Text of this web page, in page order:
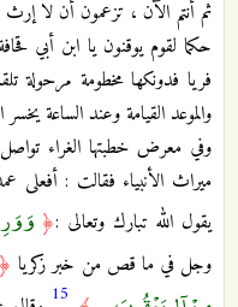
ثم أنتم الآن ، تزعمون أن لا
حكما لقوم يوقنون يا ابن أبي
فريا فدونكها مخطومة مرحولة
والموعد القيامة وعند الساعة يخسر
وفي معرض خطبتها الغراء
ميراث الأنبياء فقالت : أفعلى
يقول الله تبارك وتعالى :﴿
وجل في ما قص من خبر زكريا ﴿
15